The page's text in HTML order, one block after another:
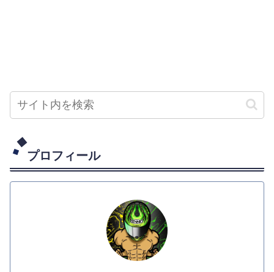
プロフィール